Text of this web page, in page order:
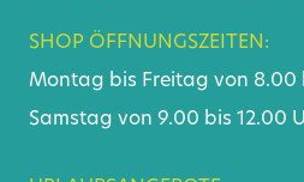
SHOP ÖFFNUNGSZEITEN:
Montag bis Freitag von 8.00
Samstag von 9.00 bis 12.00